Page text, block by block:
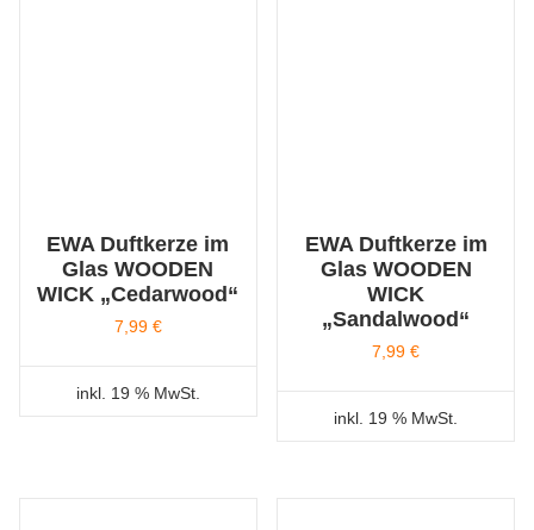
EWA Duftkerze im
Glas WOODEN
WICK „Cedarwood“
7,99 €
inkl. 19 % MwSt.
EWA Duftkerze im
Glas WOODEN
WICK
„Sandalwood“
7,99€
inkl. 19 % MwSt.